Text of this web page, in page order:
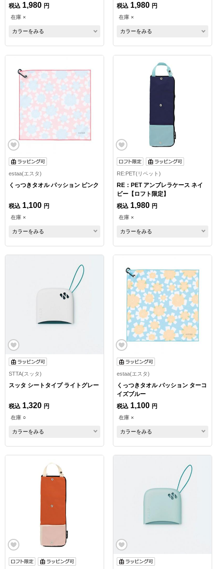
税込 1,980 円
在庫 ×
カラーをみる
税込 1,980 円
在庫 ×
カラーをみる
estaa(エスタ)
くっつきタオル パッション ピンク
税込 1,100 円
在庫 ×
カラーをみる
RE:PET(リペット)
RE：PET アンブレラケース ネイ
ビー【ロフト限定】
税込 1,980 円
在庫 ×
カラーをみる
STTA(スッタ)
スッタ シートタイプ ライトグレー
税込 1,320 円
在庫 ○
カラーをみる
estaa(エスタ)
くっつきタオル パッション ターコ
イズブルー
税込 1,100 円
在庫 ×
カラーをみる